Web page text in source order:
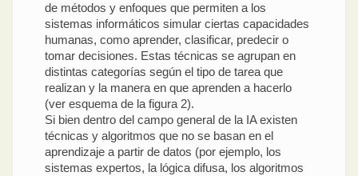
de métodos y enfoques que permiten a los
sistemas informáticos simular ciertas capacidades
humanas, como aprender, clasificar, predecir o
tomar decisiones. Estas técnicas se agrupan en
distintas categorías según el tipo de tarea que
realizan y la manera en que aprenden a hacerlo
(ver esquema de la figura 2).
Si bien dentro del campo general de la IA existen
técnicas y algoritmos que no se basan en el
aprendizaje a partir de datos (por ejemplo, los
sistemas expertos, la lógica difusa, los algoritmos